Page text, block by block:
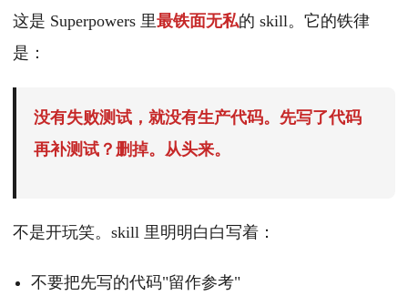
这是 Superpowers 里最铁面无私的 skill。它的铁律
是：
没有失败测试，就没有生产代码。先写了代码
再补测试？删掉。从头来。
不是开玩笑。skill 里明明白白写着：
不要把先写的代码"留作参考"